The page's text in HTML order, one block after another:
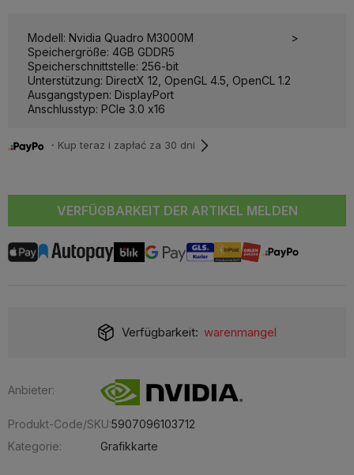
Modell: Nvidia Quadro M3000M
Speichergröße: 4GB GDDR5
Speicherschnittstelle: 256-bit
Unterstützung: DirectX 12, OpenGL 4.5, OpenCL 1.2
Ausgangstypen: DisplayPort
Anschlusstyp: PCIe 3.0 x16
>
・Kup teraz i zapłać za 30 dni
VERFÜGBARKEIT DER ARTIKEL MELDEN
Verfügbarkeit: warenmangel
Anbieter:
Produkt-Code/SKU:5907096103712
Kategorie:
Grafikkarte